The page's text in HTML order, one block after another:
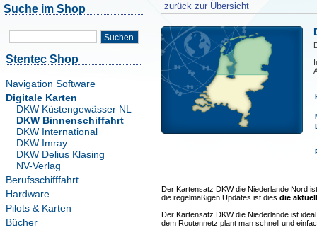
Suche im Shop
Suchen
Stentec Shop
Navigation Software
Digitale Karten
DKW Küstengewässer NL
DKW Binnenschiffahrt
DKW International
DKW Imray
DKW Delius Klasing
NV-Verlag
Berufsschifffahrt
Hardware
Pilots & Karten
Bücher
zurück zur Übersicht
Der Kartensatz DKW die Niederlande Nord
die regelmäßigen Updates ist dies die
Der Kartensatz DKW die Niederlande ist
dem Routennetz plant man schnell und